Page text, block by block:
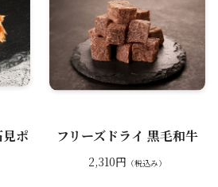
見ポ
フリーズドライ 黒毛和牛
2,310円 （税込み）